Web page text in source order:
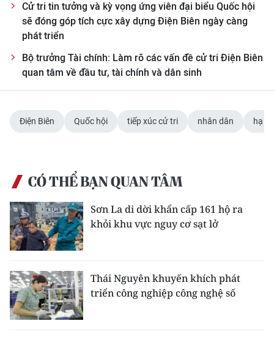
Cử tri tin tưởng và kỳ vọng ứng viên đại biểu Quốc hội
sẽ đóng góp tích cực xây dựng Điện Biên ngày càng
phát triển
Bộ trưởng Tài chính: Làm rõ các vấn đề cử tri Điện Biên
quan tâm về đầu tư, tài chính và dân sinh
Điện Biên Quốc hội tiếp xúc cử tri nhân dân hạ
CÓ THỂ BẠN QUAN TÂM
Sơn La di dời khẩn cấp 161 hộ ra
khỏi khu vực nguy cơ sạt lở
Thái Nguyên khuyến khích phát
triển công nghiệp công nghệ số